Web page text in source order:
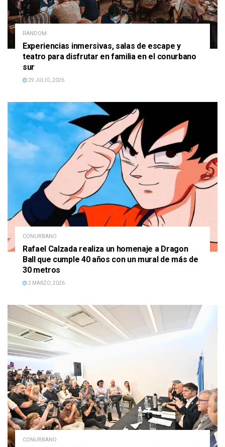
RANDOM
Experiencias inmersivas, salas de escape y
teatro para disfrutar en familia en el conurbano
sur
29 JULIO, 2026
CONURBANO
Rafael Calzada realiza un homenaje a Dragon
Ball que cumple 40 años con un mural de más de
30 metros
2 MARZO, 2026
CONURBANO